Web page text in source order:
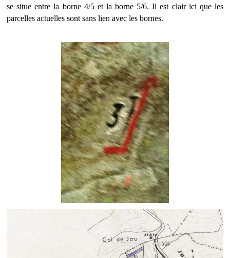
se situe entre la borne 4/5 et la borne 5/6. Il est clair ici que les
parcelles actuelles sont sans lien avec les bornes.